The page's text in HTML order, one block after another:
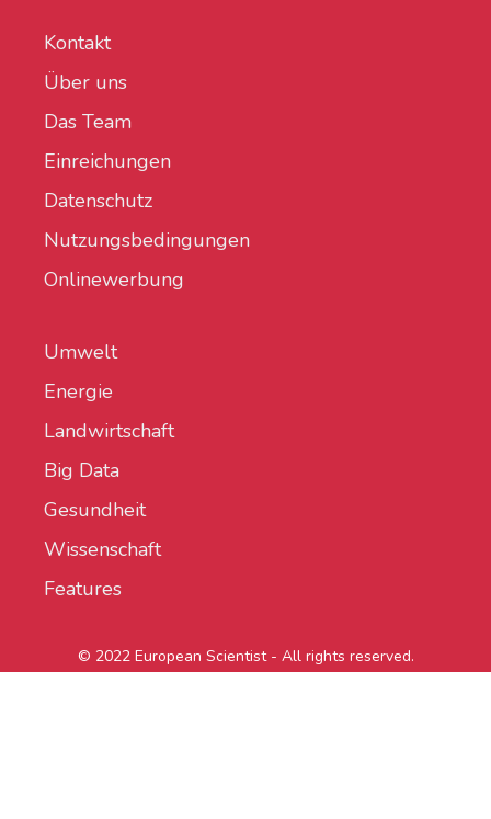
Kontakt
Über uns
Das Team
Einreichungen
Datenschutz
Nutzungsbedingungen
Onlinewerbung
Umwelt
Energie
Landwirtschaft
Big Data
Gesundheit
Wissenschaft
Features
© 2022 European Scientist - All rights reserved.